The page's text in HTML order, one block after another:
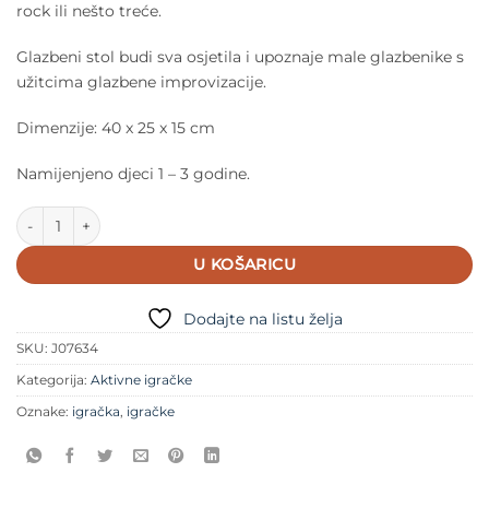
rock ili nešto treće.
Glazbeni stol budi sva osjetila i upoznaje male glazbenike s
užitcima glazbene improvizacije.
Dimenzije: 40 x 25 x 15 cm
Namijenjeno djeci 1 – 3 godine.
Janod Glazbeni stol količina
U KOŠARICU
Dodajte na listu želja
SKU: J07634
Kategorija: Aktivne igračke
Oznake: igračka, igračke